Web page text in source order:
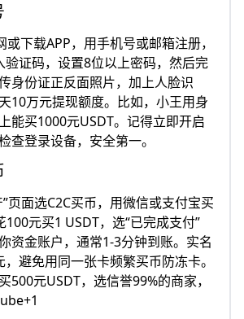
下载APP，用手机号或邮箱注册，
验证码，设置8位以上密码，然后完
身份证正反面照片，加上人脸识
10万元提现额度。比如，小王用身
能买1000元USDT。记得立即开启
查登录设备，安全第一。​
页面选C2C买币，用微信或支付宝买
100元买1 USDT，选“已完成支付”
资金账户，通常1-3分钟到账。实名
避免用同一张卡频繁买币防冻卡。
500元USDT，选信誉99%的商家，